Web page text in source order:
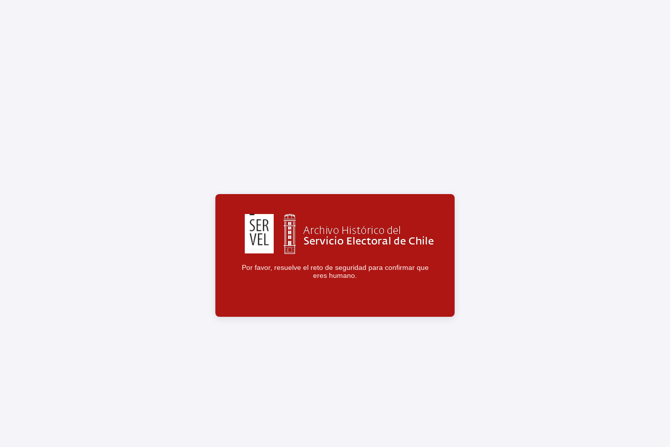
Por favor, resuelve el reto de seguridad para confirmar que
eres humano.